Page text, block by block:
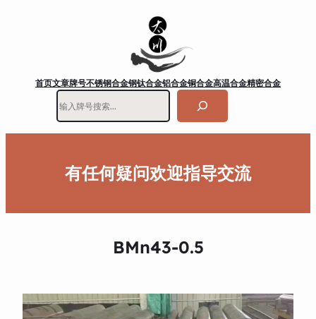
首页文章牌号不锈钢合金钢钛合金铝合金铜合金高温合金精密合金
有任何疑问欢迎指导交流
BMn43-0.5